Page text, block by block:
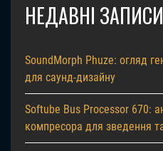
НЕДАВНІ ЗАПИСИ
SoundMorph Phuze: огляд
для саунд-дизайну
Softube Bus Processor 670:
компресора для зведення